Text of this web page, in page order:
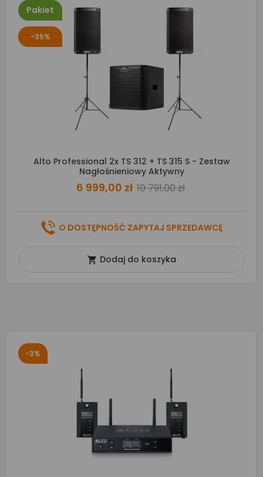
Pakiet
-35%
Alto Professional 2x TS 312 + TS 315 S - Zestaw
Nagłośnieniowy Aktywny
6 999,00 zł 10 791,00 zł
O DOSTĘPNOŚĆ ZAPYTAJ SPRZEDAWCĘ
 Dodaj do koszyka
-3%